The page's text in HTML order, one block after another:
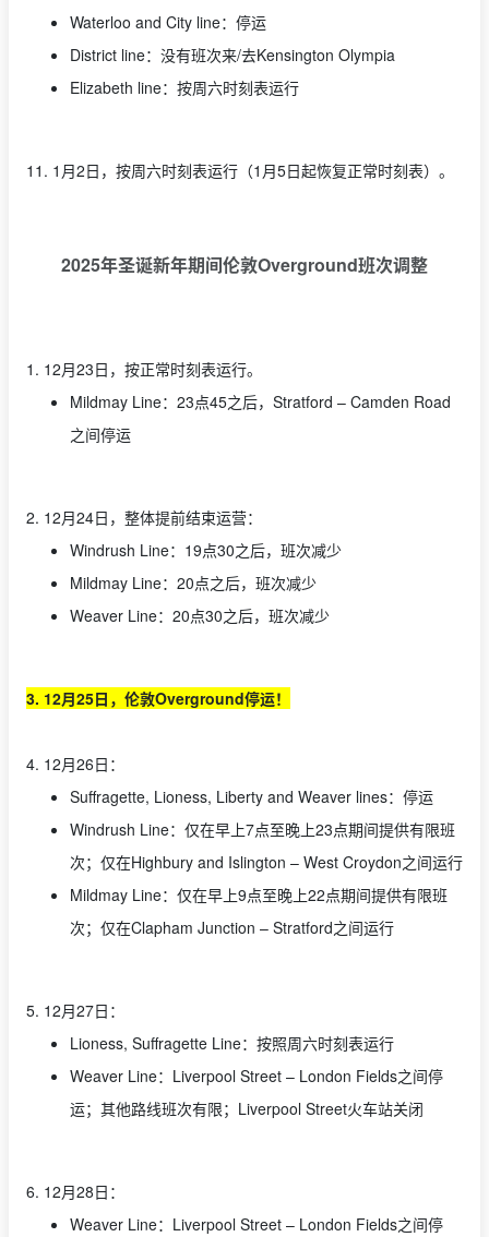
Waterloo and City line：停运
District line：没有班次来/去Kensington Olympia
Elizabeth line：按周六时刻表运行
11. 1月2日，按周六时刻表运行（1月5日起恢复正常时刻表）。
2025年圣诞新年期间伦敦Overground班次调整
1. 12月23日，按正常时刻表运行。
Mildmay Line：23点45之后，Stratford – Camden Road
之间停运
2. 12月24日，整体提前结束运营：
Windrush Line：19点30之后，班次减少
Mildmay Line：20点之后，班次减少
Weaver Line：20点30之后，班次减少
3. 12月25日，伦敦Overground停运！
4. 12月26日：
Suffragette, Lioness, Liberty and Weaver lines：停运
Windrush Line：仅在早上7点至晚上23点期间提供有限班
次；仅在Highbury and Islington – West Croydon之间运行
Mildmay Line：仅在早上9点至晚上22点期间提供有限班
次；仅在Clapham Junction – Stratford之间运行
5. 12月27日：
Lioness, Suffragette Line：按照周六时刻表运行
Weaver Line：Liverpool Street – London Fields之间停
运；其他路线班次有限；Liverpool Street火车站关闭
6. 12月28日：
Weaver Line：Liverpool Street – London Fields之间停